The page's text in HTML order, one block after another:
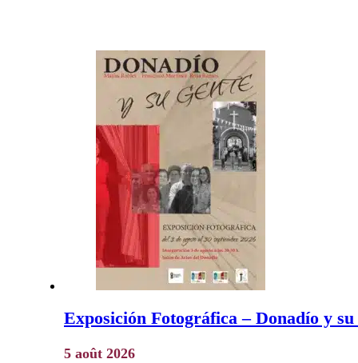
Exposición Fotográfica – Donadío y su
5 août 2026